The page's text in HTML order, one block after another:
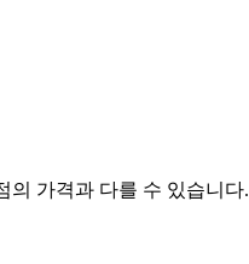
의 가격과 다를 수 있습니다.